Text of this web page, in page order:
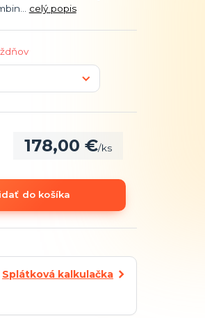
celý popis
178,00 €/ks
do košíka
Splátková kalkulačka